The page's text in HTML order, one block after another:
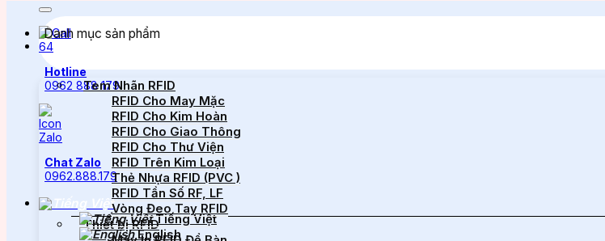
Hotline
0962 888 179
Chat Zalo
0962.888.179
Tiếng Việt
English
Danh mục sản phẩm
Tem Nhãn RFID
RFID Cho May Mặc
RFID Cho Kim Hoàn
RFID Cho Giao Thông
RFID Cho Thư Viện
RFID Trên Kim Loại
Thẻ Nhựa RFID (PVC )
RFID Tần Số RF, LF
Vòng Đeo Tay RFID
Thiết bị RFID